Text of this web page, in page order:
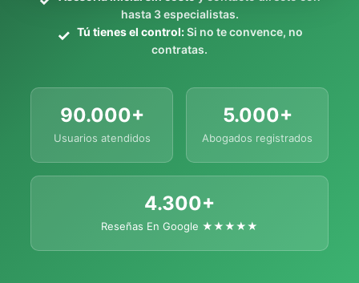
hasta 3 especialistas.
Tú tienes el control:Si no te convence, no
contratas.
90.000+
Usuarios atendidos
5.000+
Abogados registrados
4.300+
Reseñas En Google ★★★★★